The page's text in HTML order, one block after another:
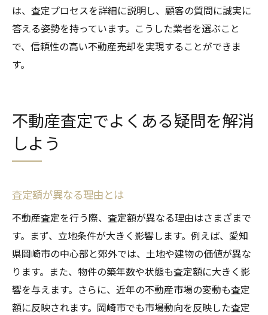
は、査定プロセスを詳細に説明し、顧客の質問に誠実に
答える姿勢を持っています。こうした業者を選ぶこと
で、信頼性の高い不動産売却を実現することができま
す。
不動産査定でよくある疑問を解消
しよう
査定額が異なる理由とは
不動産査定を行う際、査定額が異なる理由はさまざまで
す。まず、立地条件が大きく影響します。例えば、愛知
県岡崎市の中心部と郊外では、土地や建物の価値が異な
ります。また、物件の築年数や状態も査定額に大きく影
響を与えます。さらに、近年の不動産市場の変動も査定
額に反映されます。岡崎市でも市場動向を反映した査定